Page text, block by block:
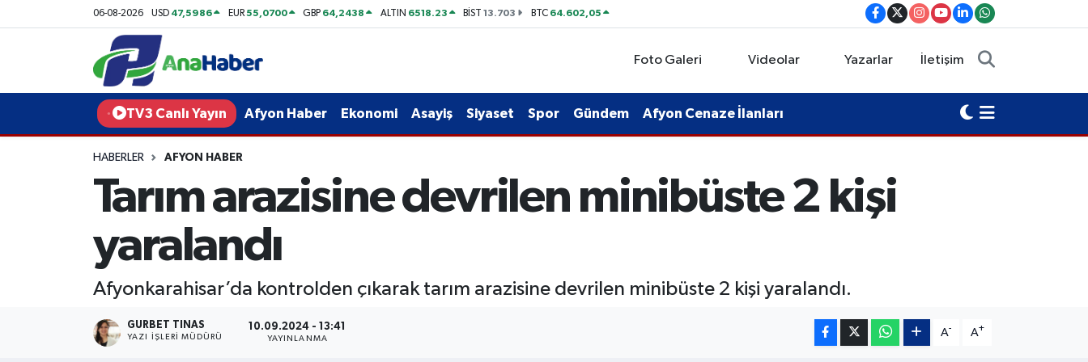
06-08-2026 USD 47,5986 EUR55,0700 GBP 64,2438 ALTIN 6518.23 BİST13.703 BTC 64.602,05
Foto Galeri Videolar Yazarlar İletişim
TV3 Canlı Yayın Afyon Haber Ekonomi Asayiş Siyaset Spor Gündem Afyon Cenaze İlanları
HABERLER AFYON HABER
Tarım arazisine devrilen minibüste 2 kişi
yaralandı
Afyonkarahisar’da kontrolden çıkarak tarım arazisine devrilen minibüste 2 kişi yaralandı.
GURBET TINAS
YAZI İŞLERI MÜDÜRÜ
10.09.2024 - 13:41
YAYINLANMA
A- A+
Yurt Haber
Afyon Haber
Teknoloji
Afyonkarahisar Nöbetçi Eczaneler
Afyonkarahisar Hava Durumu
Afyonkarahisar Trafik Yoğunluk Haritası
Süper Lig Puan Durumu ve Fikstür
Tüm Manşetler
Haber Arşivi